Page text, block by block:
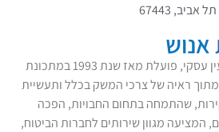
חברת אנוש חקירות ומודיעין עסקי, פועלת מאז שנת 1993 במתכונת
ראיה של צרכי המשק בכלל ותעשיית
שהתמחה בתחום החבויות, הפכה
מגוון שירותים לחברות הביטוח,